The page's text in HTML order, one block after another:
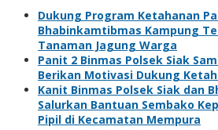
Dukung Program Ketahanan
Bhabinkamtibmas Kampung
Tanaman Jagung Warga
Panit 2 Binmas Polsek Siak
Berikan Motivasi Dukung
Kanit Binmas Polsek Siak dan
Salurkan Bantuan Sembako
Pipil di Kecamatan Mempura